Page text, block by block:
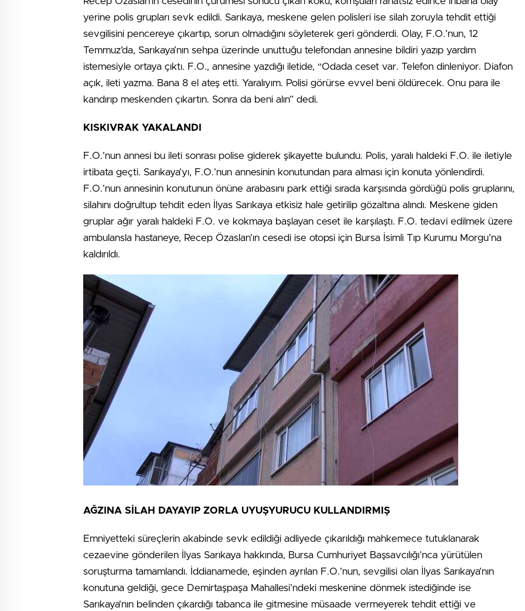
yerine polis grupları sevk edildi. Sarıkaya, meskene gelen polisleri ise silah zoruyla tehdit ettiği
sevgilisini pencereye çıkartıp, sorun olmadığını söyleterek geri gönderdi. Olay, F.O.’nun, 12
Temmuz’da, Sarıkaya’nın sehpa üzerinde unuttuğu telefondan annesine bildiri yazıp yardım
istemesiyle ortaya çıktı. F.O., annesine yazdığı iletide, “Odada ceset var. Telefon dinleniyor. Diafon
açık, ileti yazma. Bana 8 el ateş etti. Yaralıyım. Polisi görürse evvel beni öldürecek. Onu para ile
kandırıp meskenden çıkartın. Sonra da beni alın” dedi.
KISKIVRAK YAKALANDI
F.O.’nun annesi bu ileti sonrası polise giderek şikayette bulundu. Polis, yaralı haldeki F.O. ile iletiyle
irtibata geçti. Sarıkaya’yı, F.O.’nun annesinin konutundan para alması için konuta yönlendirdi.
F.O.’nun annesinin konutunun önüne arabasını park ettiği sırada karşısında gördüğü polis gruplarını,
silahını doğrultup tehdit eden İlyas Sarıkaya etkisiz hale getirilip gözaltına alındı. Meskene giden
gruplar ağır yaralı haldeki F.O. ve kokmaya başlayan ceset ile karşılaştı. F.O. tedavi edilmek üzere
ambulansla hastaneye, Recep Özaslan’ın cesedi ise otopsi için Bursa İsimli Tıp Kurumu Morgu’na
kaldırıldı.
AĞZINA SİLAH DAYAYIP ZORLA UYUŞYURUCU KULLANDIRMIŞ
Emniyetteki süreçlerin akabinde sevk edildiği adliyede çıkarıldığı mahkemece tutuklanarak
cezaevine gönderilen İlyas Sarıkaya hakkında, Bursa Cumhuriyet Başsavcılığı’nca yürütülen
soruşturma tamamlandı. İddianamede, eşinden ayrılan F.O.’nun, sevgilisi olan İlyas Sarıkaya’nın
konutuna geldiği, gece Demirtaşpaşa Mahallesi’ndeki meskenine dönmek istediğinde ise
Sarıkaya’nın belinden çıkardığı tabanca ile gitmesine müsaade vermeyerek tehdit ettiği ve